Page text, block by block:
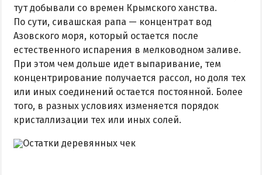
тут добывали со времен Крымского ханства.
По сути, сивашская рапа — концентрат вод
Азовского моря, который остается после
естественного испарения в мелководном заливе.
При этом чем дольше идет выпаривание, тем
концентрирование получается рассол, но доля тех
или иных соединений остается постоянной. Более
того, в разных условиях изменяется порядок
кристаллизации тех или иных солей.